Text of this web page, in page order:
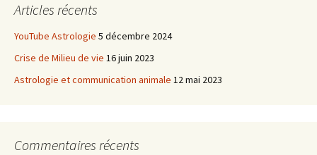
Articles récents
YouTube Astrologie 5 décembre 2024
Crise de Milieu de vie 16 juin 2023
Astrologie et communication animale 12 mai 2023
Commentaires récents